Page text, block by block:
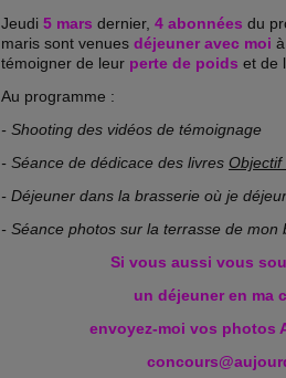
Jeudi 5 mars dernier, 4 abonnées du
maris sont venues déjeuner avec moi
témoigner de leur perte de poids et de
Au programme :
- Shooting des vidéos de témoignage
- Séance de dédicace des livres
- Déjeuner dans la brasserie où je
- Séance photos sur la terrasse de mon
Si vous aussi vous
un déjeuner en ma
envoyez-moi vos photos